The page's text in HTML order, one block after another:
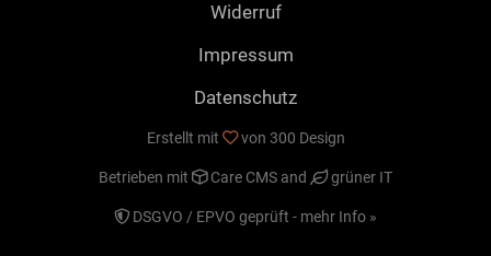
Widerruf
Impressum
Datenschutz
Erstellt mit von 300 Design
Betrieben mit Care CMS and grüner IT
DSGVO / EPVO geprüft - mehr Info »